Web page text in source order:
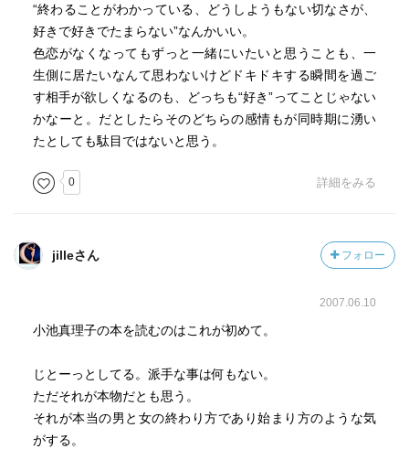
“終わることがわかっている、どうしようもない切なさが、
好きで好きでたまらない”なんかいい。
色恋がなくなってもずっと一緒にいたいと思うことも、一
生側に居たいなんて思わないけどドキドキする瞬間を過ご
す相手が欲しくなるのも、どっちも“好き”ってことじゃない
かなーと。だとしたらそのどちらの感情もが同時期に湧い
たとしても駄目ではないと思う。
0 詳細をみる
jilleさん フォロー
2007.06.10
小池真理子の本を読むのはこれが初めて。
じとーっとしてる。派手な事は何もない。
ただそれが本物だとも思う。
それが本当の男と女の終わり方であり始まり方のような気
がする。